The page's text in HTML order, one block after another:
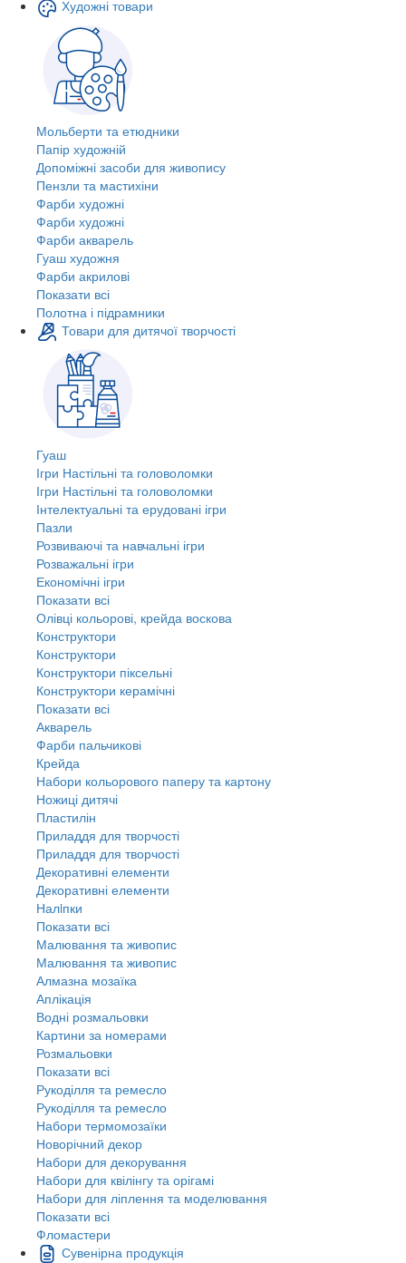
Художні товари
Мольберти та етюдники
Папір художній
Допоміжні засоби для живопису
Пензли та мастихіни
Фарби художні
Фарби художні
Фарби акварель
Гуаш художня
Фарби акрилові
Показати всі
Полотна і підрамники
Товари для дитячої творчості
Гуаш
Ігри Настільні та головоломки
Ігри Настільні та головоломки
Інтелектуальні та ерудовані ігри
Пазли
Розвиваючі та навчальні ігри
Розважальні ігри
Економічні ігри
Показати всі
Олівці кольорові, крейда воскова
Конструктори
Конструктори
Конструктори піксельні
Конструктори керамічні
Показати всі
Акварель
Фарби пальчикові
Крейда
Набори кольорового паперу та картону
Ножиці дитячі
Пластилін
Приладдя для творчості
Приладдя для творчості
Декоративні елементи
Декоративні елементи
Налiпки
Показати всі
Малювання та живопис
Малювання та живопис
Алмазна мозаїка
Аплікація
Водні розмальовки
Картини за номерами
Розмальовки
Показати всі
Рукоділля та ремесло
Рукоділля та ремесло
Набори термомозаїки
Новорічний декор
Набори для декорування
Набори для квілінгу та орігамі
Набори для ліплення та моделювання
Показати всі
Фломастери
Сувенірна продукція